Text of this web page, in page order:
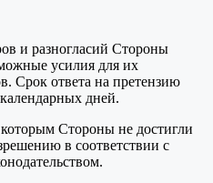
и разногласий Стороны
усилия для их
Срок ответа на претензию
календарных дней.
Стороны не достигли
в соответствии с